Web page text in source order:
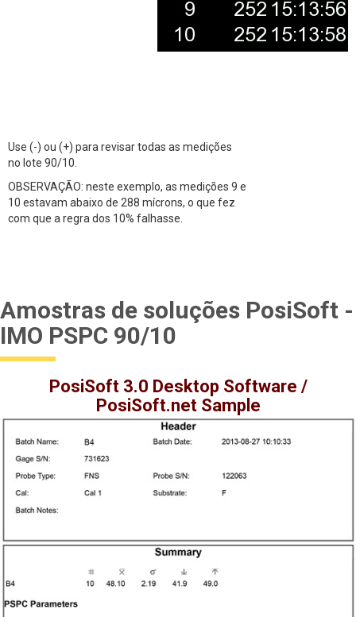
Use (-) ou (+) para revisar todas as medições
no lote 90/10.
OBSERVAÇÃO: neste exemplo, as medições 9 e
10 estavam abaixo de 288 mícrons, o que fez
com que a regra dos 10% falhasse.
Amostras de soluções PosiSoft -
IMO PSPC 90/10
PosiSoft 3.0 Desktop Software /
PosiSoft.net Sample